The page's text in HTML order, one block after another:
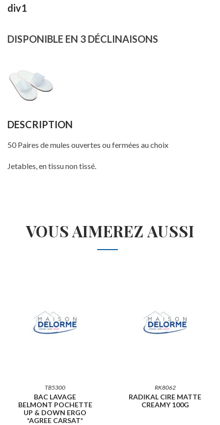
div1
DISPONIBLE EN 3 DÉCLINAISONS
DESCRIPTION
50 Paires de mules ouvertes ou fermées au choix
Jetables, en tissu non tissé.
VOUS AIMEREZ AUSSI
TB5300
BAC LAVAGE
BELMONT POCHETTE
UP & DOWN ERGO
*AGREE CARSAT*
RK8062
RADIKAL CIRE MATTE
CREAMY 100G